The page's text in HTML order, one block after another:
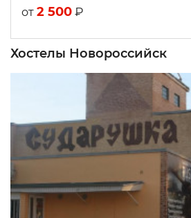
от 2 500 ₽
Хостелы Новороссийск